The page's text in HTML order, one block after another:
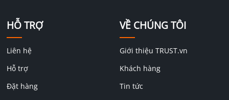
HỖ TRỢ
Liên hệ
Hỗ trợ
Đặt hàng
VỀ CHÚNG TÔI
Giới thiệu TRUST.vn
Khách hàng
Tin tức